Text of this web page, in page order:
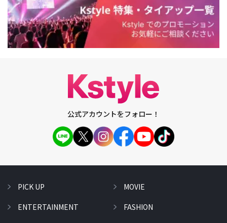
公式アカウントをフォロー！
PICK UP
ENTERTAINMENT
MOVIE
FASHION